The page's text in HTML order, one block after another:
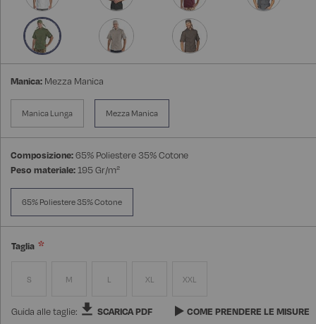
Manica: Mezza Manica
Manica Lunga Mezza Manica
Composizione:65% Poliestere 35% Cotone
Peso materiale:195 Gr/m²
65% Poliestere 35% Cotone
Taglia
S M L XL XXL
Guida alle taglie: SCARICA PDF COME PRENDERE LE MISURE